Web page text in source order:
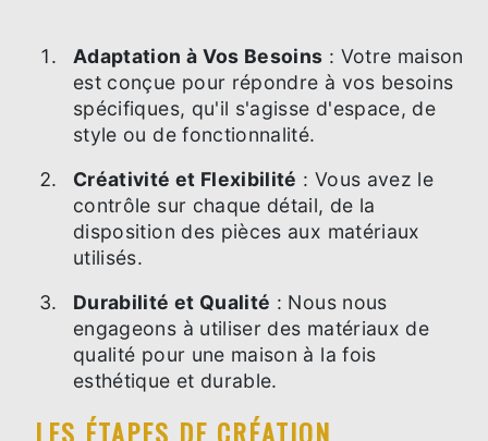
Adaptation à Vos Besoins : Votre maison
est conçue pour répondre à vos besoins
spécifiques, qu'il s'agisse d'espace, de
style ou de fonctionnalité.
Créativité et Flexibilité : Vous avez le
contrôle sur chaque détail, de la
disposition des pièces aux matériaux
utilisés.
Durabilité et Qualité : Nous nous
engageons à utiliser des matériaux de
qualité pour une maison à la fois
esthétique et durable.
LES ÉTAPES DE CRÉATION